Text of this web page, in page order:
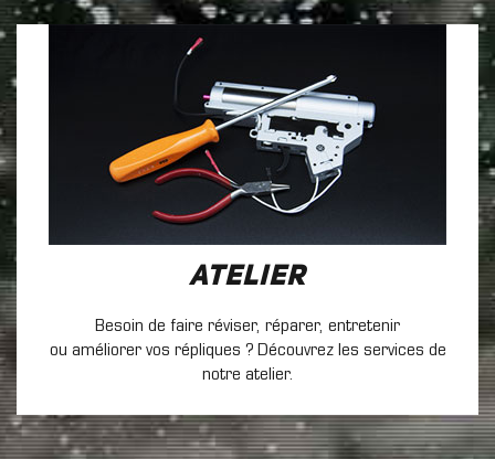
Atelier
Besoin de faire réviser, réparer, entretenir
ou améliorer vos répliques ? Découvrez les services de
notre atelier.